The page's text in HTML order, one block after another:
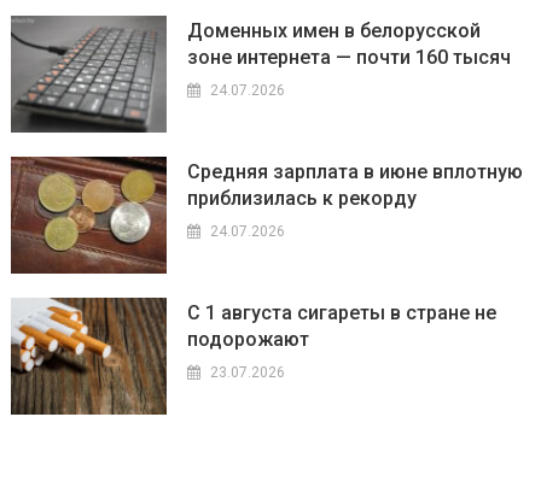
Доменных имен в белорусской
зоне интернета — почти 160 тысяч
24.07.2026
Средняя зарплата в июне вплотную
приблизилась к рекорду
24.07.2026
С 1 августа сигареты в стране не
подорожают
23.07.2026